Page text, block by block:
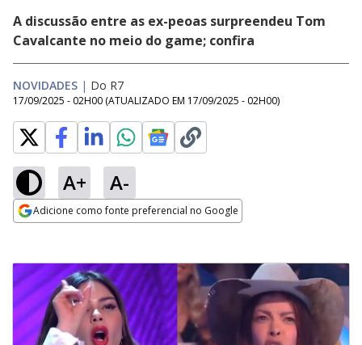
A discussão entre as ex-peoas surpreendeu Tom
Cavalcante no meio do game; confira
NOVIDADES | Do R7
17/09/2025 - 02H00 (ATUALIZADO EM 17/09/2025 - 02H00)
A+ A-
Adicione como fonte preferencial no Google